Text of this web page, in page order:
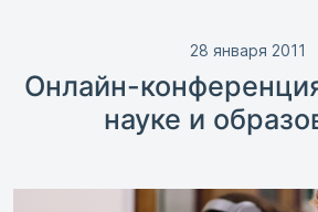
28 января 2011
Онлайн-
науке и